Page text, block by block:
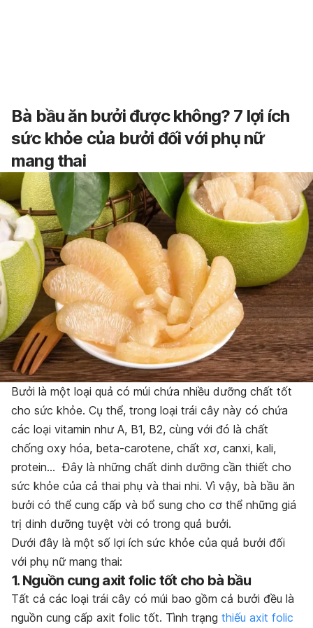
Bà bầu ăn bưởi được không? 7 lợi ích
sức khỏe của bưởi đối với phụ nữ
mang thai
Bưởi là một loại quả có múi chứa nhiều dưỡng chất tốt
cho sức khỏe. Cụ thể, trong loại trái cây này có chứa
các loại vitamin như A, B1, B2, cùng với đó là chất
chống oxy hóa, beta-carotene, chất xơ, canxi, kali,
protein…Đây là những chất dinh dưỡng cần thiết cho
sức khỏe của cả thai phụ và thai nhi. Vì vậy, bà bầu ăn
bưởi có thể cung cấp và bổ sung cho cơ thể những giá
trị dinh dưỡng tuyệt vời có trong quả bưởi.
Dưới đây là một số lợi ích sức khỏe của quả bưởi đối
với phụ nữ mang thai:
1. Nguồn cung axit folic tốt cho bà bầu
Tất cả các loại trái cây có múi bao gồm cả bưởi đều là
nguồn cung cấp axit folic tốt. Tình trạng thiếu axit folic